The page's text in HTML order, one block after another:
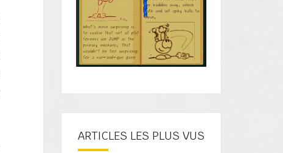
ARTICLES LES PLUS VUS